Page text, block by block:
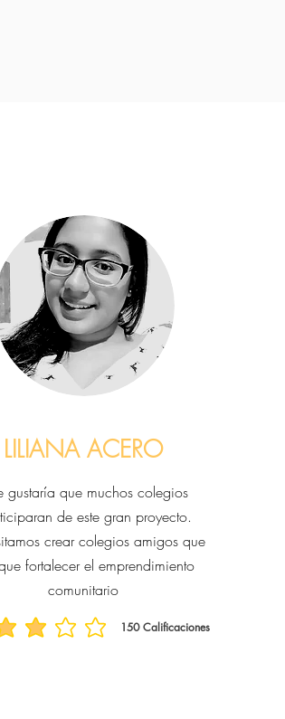
LILIANA ACERO
gustaría que muchos colegios
de este gran proyecto.
crear colegios amigos que
fortalecer el emprendimiento
comunitario
150 Calificaciones
promedio es 3 de 5, basada en 150 votos,